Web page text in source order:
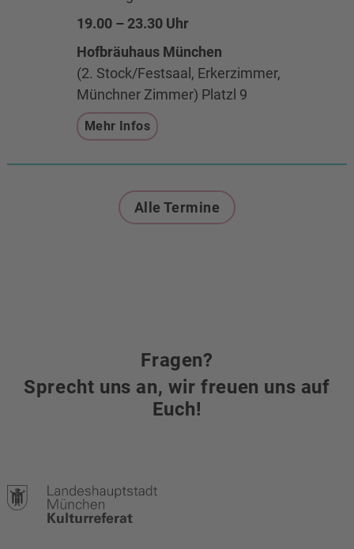
19.00 – 23.30 Uhr
Hofbräuhaus München
(2. Stock/Festsaal, Erkerzimmer,
Münchner Zimmer) Platzl 9
Mehr Infos
Alle Termine
Fragen?
Sprecht uns an, wir freuen uns auf
Euch!